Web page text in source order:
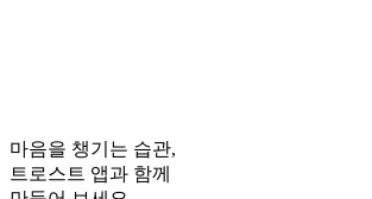
마음을 챙기는 습관,
트로스트 앱과 함께